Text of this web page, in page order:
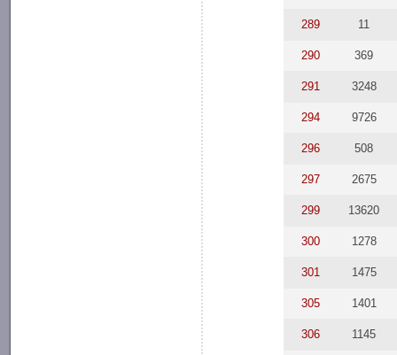
289 11
290 369
291 3248
294 9726
296 508
297 2675
299 13620
300 1278
301 1475
305 1401
306 1145